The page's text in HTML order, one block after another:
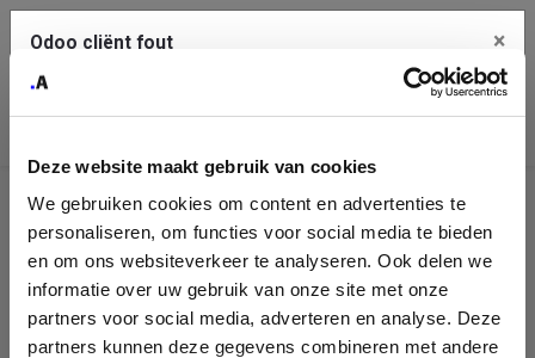
Deze website maakt gebruik van cookies
We gebruiken cookies om content en advertenties te
personaliseren, om functies voor social media te bieden
en om ons websiteverkeer te analyseren. Ook delen we
informatie over uw gebruik van onze site met onze
partners voor social media, adverteren en analyse. Deze
partners kunnen deze gegevens combineren met andere
Identificatie
onderneming
Please fill in your company details
Odoo cliënt fout ×
klembord
Je dient de kopieer knop te gebruiken om de fout te melden
aan support.
Bekijk details